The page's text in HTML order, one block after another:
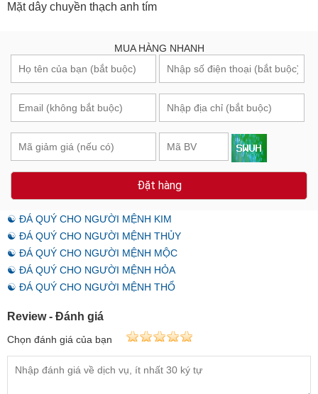
Mặt dây chuyền thạch anh tím
MUA HÀNG NHANH
Đặt hàng
☯ ĐÁ QUÝ CHO NGƯỜI MỆNH KIM
☯ ĐÁ QUÝ CHO NGƯỜI MỆNH THỦY
☯ ĐÁ QUÝ CHO NGƯỜI MỆNH MỘC
☯ ĐÁ QUÝ CHO NGƯỜI MỆNH HỎA
☯ ĐÁ QUÝ CHO NGƯỜI MỆNH THỔ
Review - Đánh giá
Chọn đánh giá của bạn